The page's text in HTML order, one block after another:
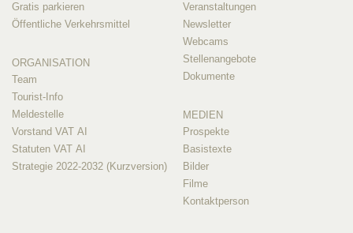
Gratis parkieren
Öffentliche Verkehrsmittel
ORGANISATION
Team
Tourist-Info
Meldestelle
Vorstand VAT AI
Statuten VAT AI
Strategie 2022-2032 (Kurzversion)
Veranstaltungen
Newsletter
Webcams
Stellenangebote
Dokumente
MEDIEN
Prospekte
Basistexte
Bilder
Filme
Kontaktperson